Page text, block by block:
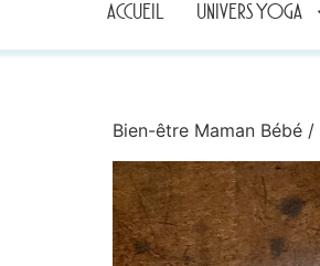
ACCUEIL UNIVERS YOGA
Bien-être Maman Bébé /